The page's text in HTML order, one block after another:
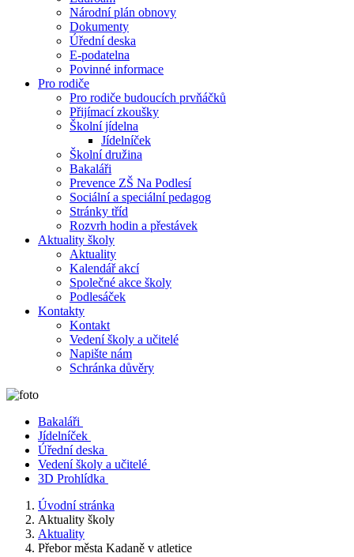
Národní plán obnovy
Dokumenty
Úřední deska
E-podatelna
Povinné informace
Pro rodiče
Pro rodiče budoucích prvňáčků
Přijímací zkoušky
Školní jídelna
Jídelníček
Školní družina
Bakaláři
Prevence ZŠ Na Podlesí
Sociální a speciální pedagog
Stránky tříd
Rozvrh hodin a přestávek
Aktuality školy
Aktuality
Kalendář akcí
Společné akce školy
Podlesáček
Kontakty
Kontakt
Vedení školy a učitelé
Napište nám
Schránka důvěry
Bakaláři
Jídelníček
Úřední deska
Vedení školy a učitelé
3D Prohlídka
Úvodní stránka
Aktuality školy
Aktuality
Přebor města Kadaně v atletice